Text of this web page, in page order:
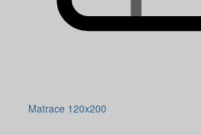
Matrace 120x200